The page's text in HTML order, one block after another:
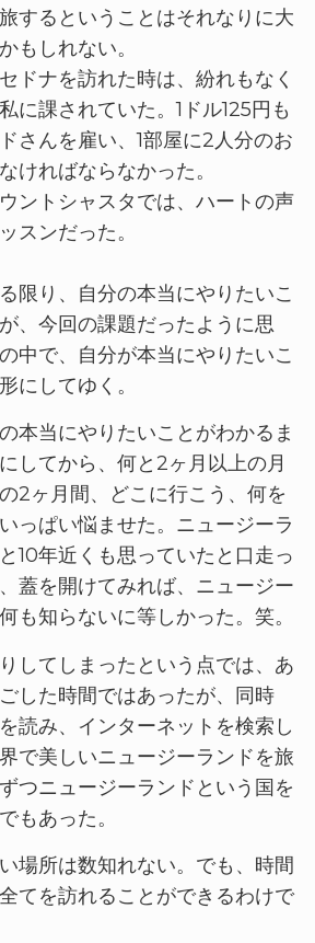
するということはそれなりに大
もしれない。
ドナを訪れた時は、紛れもなく
に課されていた。1ドル125円も
さんを雇い、1部屋に2人分のお
ければならなかった。
ントシャスタでは、ハートの声
スンだった。
限り、自分の本当にやりたいこ
、今回の課題だったように思
中で、自分が本当にやりたいこ
にしてゆく。
本当にやりたいことがわかるま
してから、何と2ヶ月以上の月
2ヶ月間、どこに行こう、何を
っぱい悩ませた。ニュージーラ
10年近くも思っていたと口走っ
蓋を開けてみれば、ニュージー
も知らないに等しかった。笑。
してしまったという点では、あ
した時間ではあったが、同時
読み、インターネットを検索し
で美しいニュージーランドを旅
つニュージーランドという国を
もあった。
場所は数知れない。でも、時間
てを訪れることができるわけで